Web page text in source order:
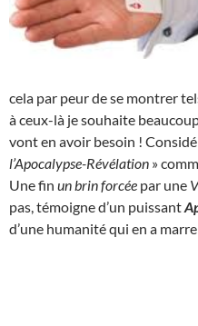
cela par peur de se montrer
à ceux-là je souhaite
vont en avoir besoin !
l’Apocalypse-Révélation »
Une fin un brin forcée par une
pas, témoigne d’un puissant
d’une humanité qui en a